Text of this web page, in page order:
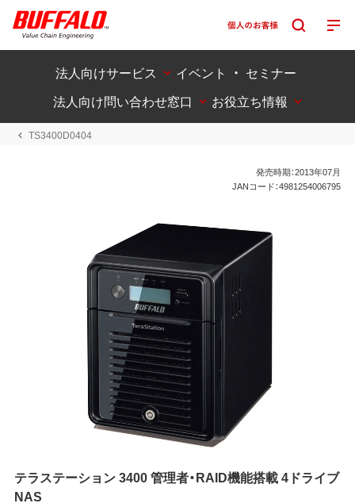
法人向けサービス
イベント ・ セミナー
法人向け問い合わせ窓口
お役立ち情報
TS3400D0404
発売時期：2013年07月
JANコード：4981254006795
テラステーション 3400 管理者・RAID機能搭載 4ドライブ
NAS